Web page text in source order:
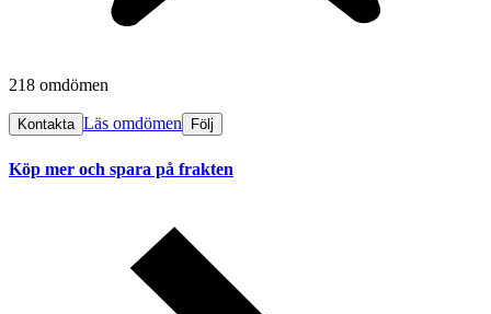
218 omdömen
Kontakta Läs omdömen Följ
Köp mer och spara på frakten